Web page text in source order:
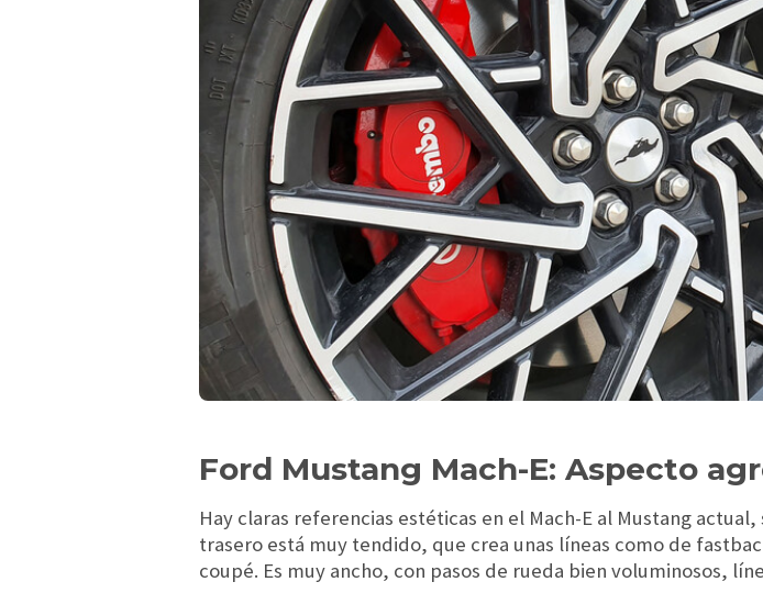
Ford Mustang Mach-E: Aspecto
Hay claras referencias estéticas en el Mach-E al Mustang
trasero está muy tendido, que crea unas líneas como de
coupé. Es muy ancho, con pasos de rueda bien voluminosos,